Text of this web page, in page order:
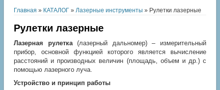
Главная » КАТАЛОГ» Лазерные инструменты » Рулетки лазерные
Рулетки лазерные
Лазерная рулетка(лазерный дальномер) – измерительный
прибор, основной функцией которого является вычисление
расстояний и производных величин (площадь, объем и др.) с
помощью лазерного луча.
Устройство и принцип работы